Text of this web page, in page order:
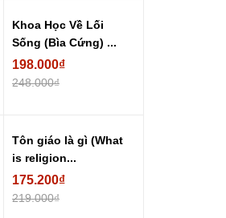
Khoa Học Về Lối
Sống (Bìa Cứng) ...
198.000₫
248.000₫
Tôn giáo là gì (What
is religion...
175.200₫
219.000₫